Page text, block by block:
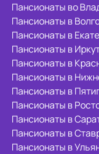
Пансионаты во
Пансионаты в
Пансионаты в
Пансионаты в
Пансионаты в
Пансионаты в
Пансионаты в
Пансионаты в
Пансионаты в
Пансионаты в
Пансионаты в